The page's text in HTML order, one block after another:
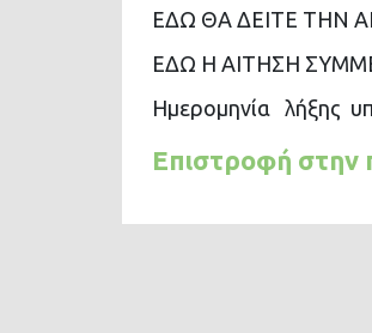
ΕΔΩ ΘΑ ΔΕΙΤΕ ΤΗΝ
ΕΔΩ Η ΑΙΤΗΣΗ
Ημερομηνία λήξης
Επιστροφή στην